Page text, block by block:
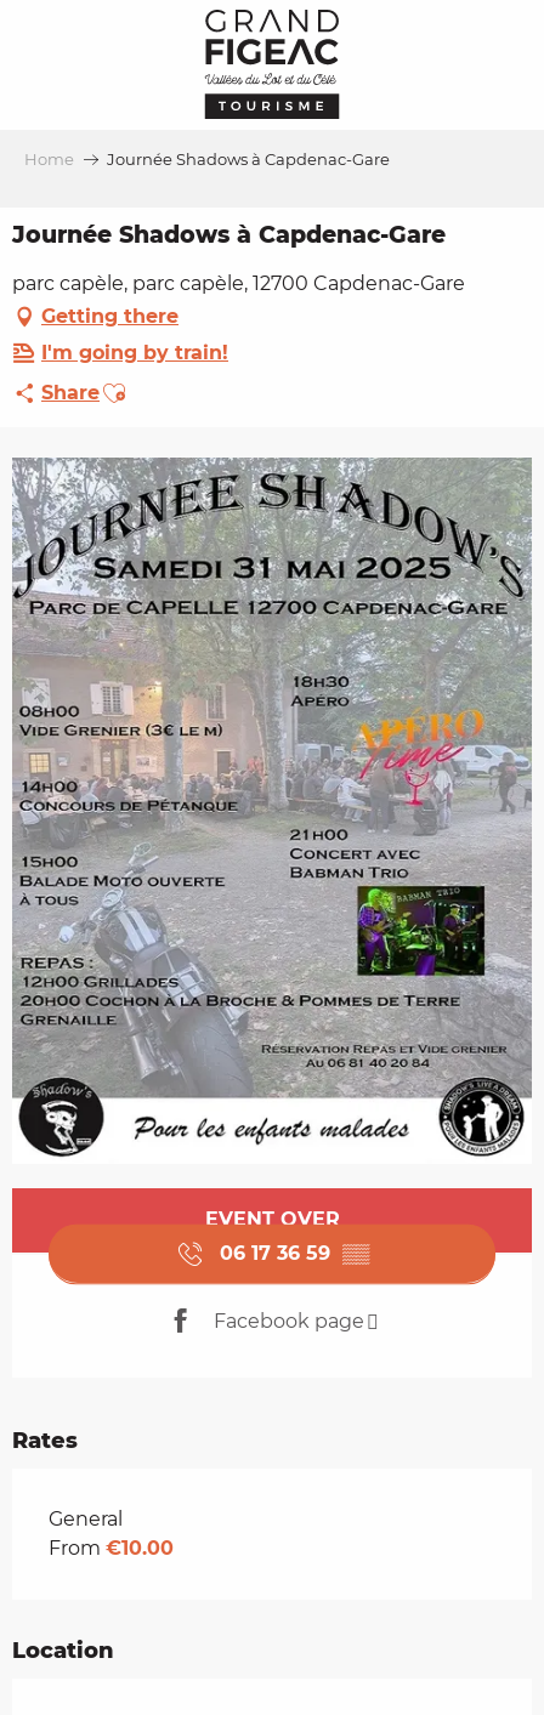
Home Journée Shadows à Capdenac-Gare
Journée Shadows à Capdenac-Gare
parc capèle, parc capèle, 12700 Capdenac-Gare
Getting there
I'm going by train!
ShareAjouter aux favoris
Opening hours & contact details
EVENT OVER
06 17 36 59 ▒▒
Facebook page
Rates
Rates 2026
General
From €10.00
Location